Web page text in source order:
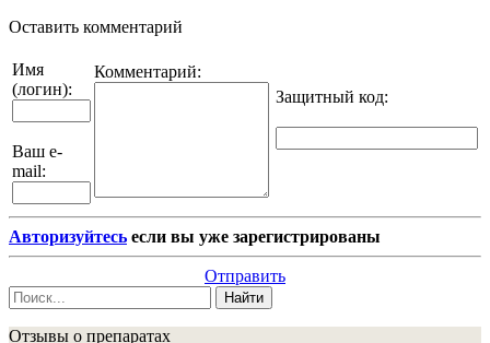
Оставить комментарий
Имя
(логин):
Ваш e-
mail:
Комментарий:
Защитный код:
Авторизуйтесь если вы уже зарегистрированы
Отправить
Найти
Отзывы о препаратах